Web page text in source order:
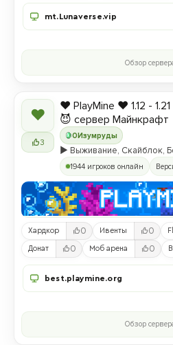
mt.Lunaverse.vip
Обзор
❤
3
0Изумруды
❤️ PlayMine ❤️ 1.12 -
😈 сервер Майнкрафт
▶️ Выживание, Скайблок,
1944 игроков онлайн
Хардкор 0 Ивенты 0
Донат 0 Моб арена 0
best.playmine.org
Обзор